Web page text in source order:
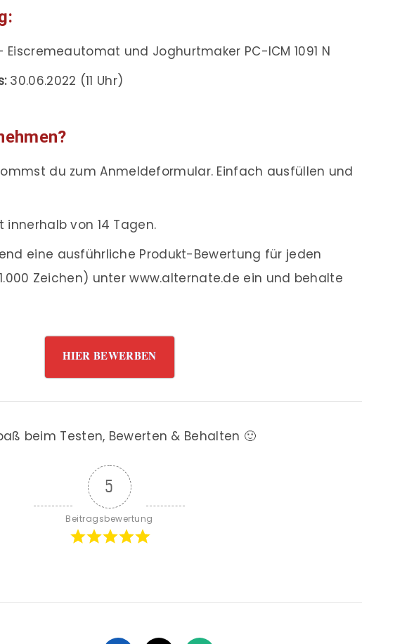
Eiscremeautomat und Joghurtmaker PC-ICM 1091 N
30.06.2022 (11 Uhr)
du zum Anmeldeformular. Einfach ausfüllen und
innerhalb von 14 Tagen.
eine ausführliche Produkt-Bewertung für jeden
Zeichen) unter www.alternate.de ein und behalte
HIER BEWERBEN
beim Testen, Bewerten & Behalten 🙂
5
Beitragsbewertung